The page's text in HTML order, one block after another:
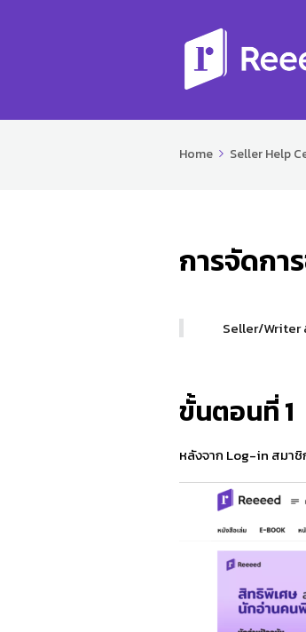
Home Seller Help
การจัดกา
Seller/Writer
ขั้นตอนที่ 1
หลังจาก Log-in สมาชิ